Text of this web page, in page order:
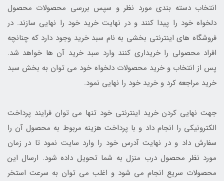
انتخاب دسته بندی مورد نظر و سپس بررسی محصولات محصول
دلخواه خود را پیدا کنند و در نهایت خرید خود را نهایی سازند. در
فروشگاه های اینترنتی بخشی به نام سبد خرید وجود دارد که چنانچه
افراد محصولی را خریداری کنند وارد سبد خرید آن ها خواهد شد.
پس از انتخاب و خرید محصولات دلخواه خود می توان به بخش سبد
خرید مراجعه کرد و خرید خود را نهایی نمود.
جهت نهایی کردن خرید اینترنتی خود تنها می توان فرایند پرداخت
الکترونیکی را انجام داد و با پرداخت هزینه مربوط به محصول آن را
سفارش داد و در نهایت آدرس خود را وارد سایت نمود تا در زمان
مورد نظر محصول درب منزل به شما تحویل داده شود. ارسال این
محصولات سریع انجام می شود و اغلب می توان به سرعت استخر